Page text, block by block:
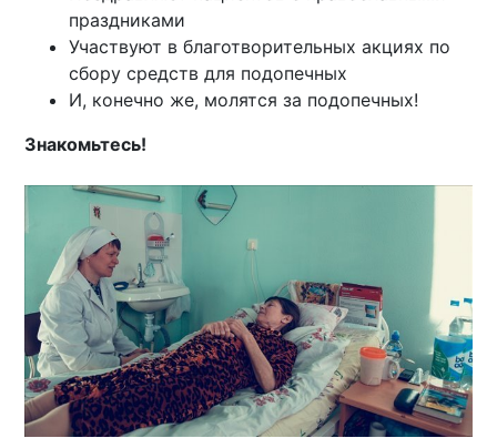
праздниками
Участвуют в благотворительных акциях по
сбору средств для подопечных
И, конечно же, молятся за подопечных!
Знакомьтесь!